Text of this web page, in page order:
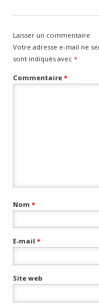
Laisser un commentaire
Votre adresse e-mail ne
sont indiqués avec*
Commentaire*
Nom*
E-mail*
Site web